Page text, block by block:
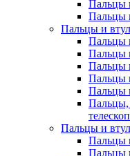
Пальцы
Пальцы
Пальцы и
Пальцы
Пальцы
Пальцы
Пальцы
Пальцы
Пальцы,
Пальцы и
Пальцы
Пальцы